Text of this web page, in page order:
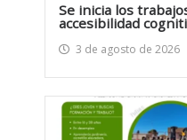
Se inicia los
accesibilidad
3 de agosto de 2026